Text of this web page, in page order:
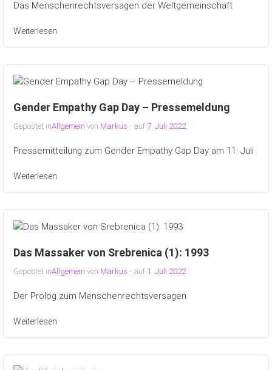
Das Menschenrechtsversagen der Weltgemeinschaft
Weiterlesen
Gender Empathy Gap Day – Pressemeldung
Gepostet inAllgemein von Markus - auf 7. Juli 2022
Pressemitteilung zum Gender Empathy Gap Day am 11. Juli
Weiterlesen
Das Massaker von Srebrenica (1): 1993
Gepostet inAllgemein von Markus - auf 1. Juli 2022
Der Prolog zum Menschenrechtsversagen
Weiterlesen